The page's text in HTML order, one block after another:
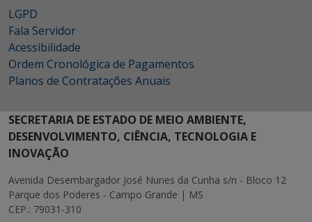
LGPD
Fala Servidor
Acessibilidade
Ordem Cronológica de Pagamentos
Planos de Contratações Anuais
SECRETARIA DE ESTADO DE MEIO AMBIENTE,
DESENVOLVIMENTO, CIÊNCIA, TECNOLOGIA E
INOVAÇÃO
Avenida Desembargador José Nunes da Cunha s/n - Bloco 12
Parque dos Poderes - Campo Grande | MS
CEP.: 79031-310